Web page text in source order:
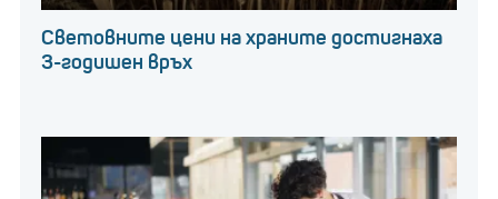
Световните цени на храните достигнаха
3-годишен връх